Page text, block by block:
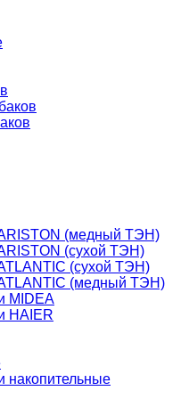
(медный ТЭН)
(сухой ТЭН)
(сухой ТЭН)
(медный ТЭН)
MIDEA
HAIER
накопительные